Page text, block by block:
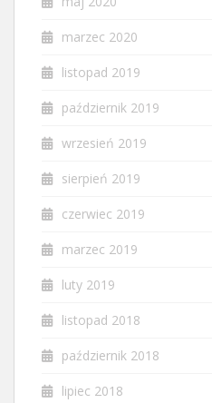
marzec 2020
listopad 2019
październik 2019
wrzesień 2019
sierpień 2019
czerwiec 2019
marzec 2019
luty 2019
listopad 2018
październik 2018
lipiec 2018